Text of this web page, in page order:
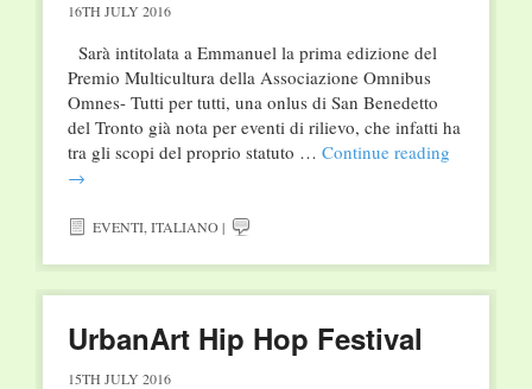
16TH JULY 2016
Sarà intitolata a Emmanuel la prima edizione del
Premio Multicultura della Associazione Omnibus
Omnes- Tutti per tutti, una onlus di San Benedetto
del Tronto già nota per eventi di rilievo, che infatti ha
tra gli scopi del proprio statuto … Continue reading
→
EVENTI, ITALIANO|
UrbanArt Hip Hop Festival
15TH JULY 2016